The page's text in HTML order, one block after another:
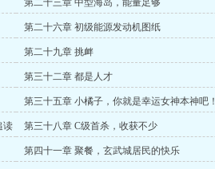
第二十三章 中型海岛，能量足够
第二十六章 初级能源发动机图纸
第二十九章 挑衅
第三十二章 都是人才
第三十五章 小橘子，你就是幸运女神本神吧！
读
第三十八章 C级首杀，收获不少
第四十一章 聚餐，玄武城居民的快乐